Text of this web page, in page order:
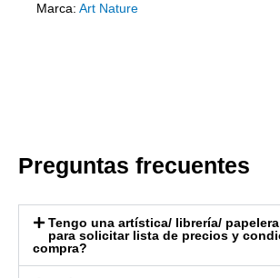
Marca: Art Nature
Preguntas frecuentes
Tengo una artística/ librería/
para solicitar lista de precios y
compra?